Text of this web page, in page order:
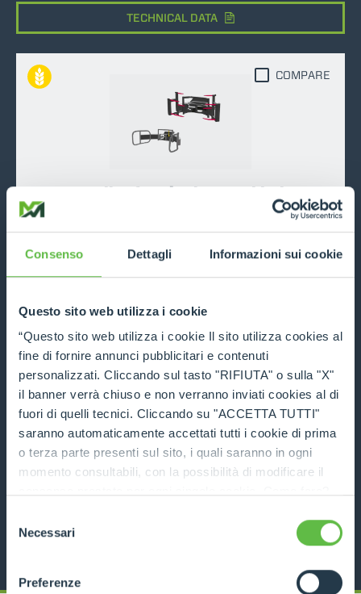
Consenso Dettagli Informazioni sui cookie
Questo sito web utilizza i cookie
“Questo sito web utilizza i cookie Il sito utilizza cookies al
fine di fornire annunci pubblicitari e contenuti
personalizzati. Cliccando sul tasto "RIFIUTA" o sulla "X"
il banner verrà chiuso e non verranno inviati cookies al di
fuori di quelli tecnici. Cliccando su "ACCETTA TUTTI"
saranno automaticamente accettati tutti i cookie di prima
o terza parte presenti sul sito, i quali saranno in ogni
momento consultabili, con la possibilità di modificare il
ogni pagina, selezionare "Modifichi il suo consenso" e
dell'informativa completa nel footer presente in ogni
pagina. Per esercitare i diritti riconosciuti all'interessato ai
delNecessari
Preferenze
TECHNICAL DATA
Handler for single round bale
DISCOVER MORE
COMPARE
Handler for double round bale